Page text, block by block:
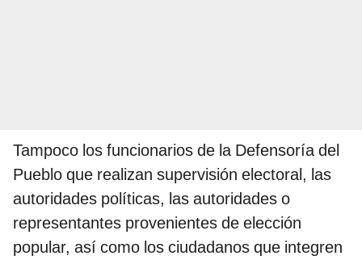
Tampoco los funcionarios de la Defensoría del
Pueblo que realizan supervisión electoral, las
autoridades políticas, las autoridades o
representantes provenientes de elección
popular, así como los ciudadanos que integren